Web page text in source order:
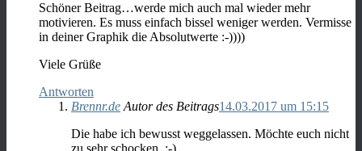
Schöner Beitrag…werde mich auch mal wieder mehr
motivieren. Es muss einfach bissel weniger werden. Vermisse
in deiner Graphik die Absolutwerte :-))))
Viele Grüße
Antworten
Brennr.de Autor des Beitrags14.03.2017 um 15:15
Die habe ich bewusst weggelassen. Möchte euch nicht